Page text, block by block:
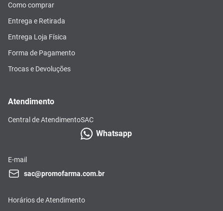
Como comprar
Entrega e Retirada
Entrega Loja Física
Forma de Pagamento
Trocas e Devoluções
Atendimento
Central de AtendimentoSAC
Whatsapp
E-mail
sac@promofarma.com.br
Horários de Atendimento